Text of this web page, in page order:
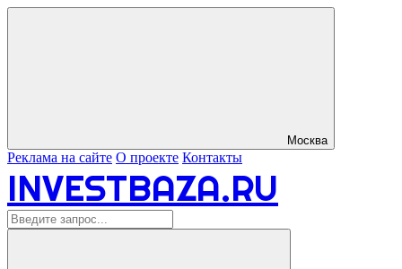
Москва
Реклама на сайте О проекте Контакты
INVESTBAZA.RU